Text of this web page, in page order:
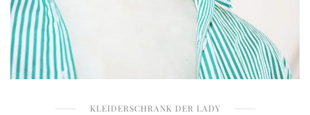
KLEIDERSCHRANK DER LADY